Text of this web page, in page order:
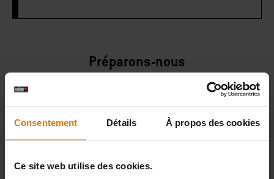
Consentement Détails À propos des cookies
Ce site web utilise des cookies.
Préparons-nous
Accessoires
recommandés
Panier pour
Boîte de